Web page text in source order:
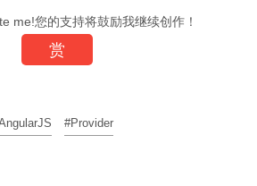
me!您的支持将鼓励我继续创作！
赏
#Provider